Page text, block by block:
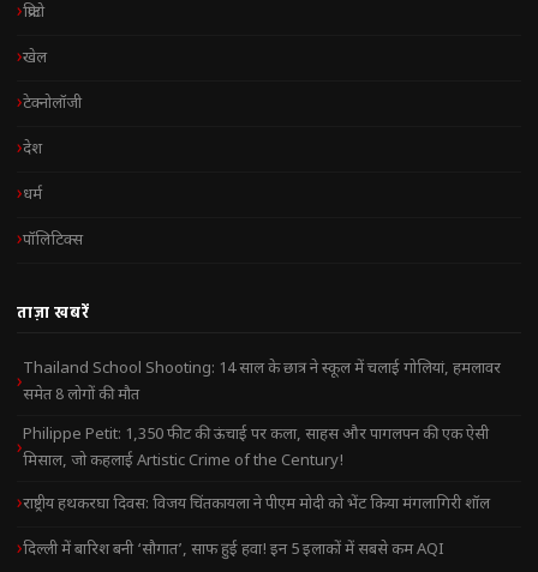
क्रिप्टो
खेल
टेक्नोलॉजी
देश
धर्म
पॉलिटिक्स
ताज़ा खबरें
Thailand School Shooting: 14 साल के छात्र ने स्कूल में चलाई गोलियां, हमलावर
समेत 8 लोगों की मौत
Philippe Petit: 1,350 फीट की ऊंचाई पर कला, साहस और पागलपन की एक ऐसी
मिसाल, जो कहलाई Artistic Crime of the Century!
राष्ट्रीय हथकरघा दिवस: विजय चिंतकायला ने पीएम मोदी को भेंट किया मंगलागिरी शॉल
दिल्ली में बारिश बनी ‘सौगात’, साफ हुई हवा! इन 5 इलाकों में सबसे कम AQI